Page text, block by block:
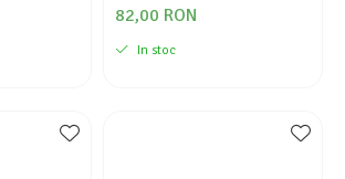
82,00 RON
In stoc